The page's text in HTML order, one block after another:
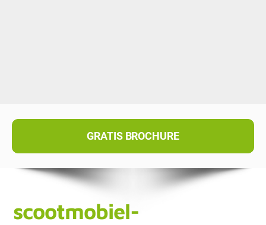
GRATIS BROCHURE
scootmobiel-